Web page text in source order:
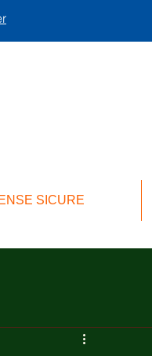
SICURE